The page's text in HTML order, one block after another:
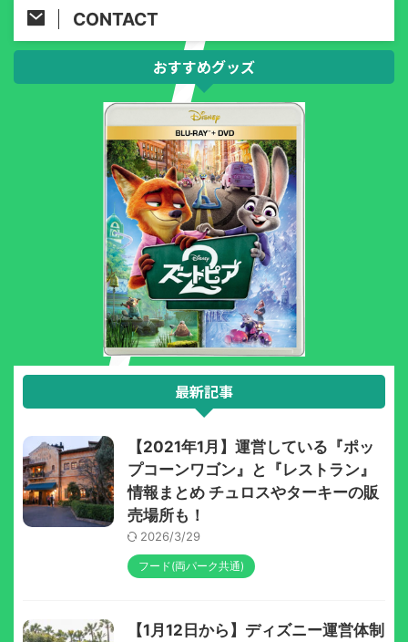
CONTACT
おすすめグッズ
最新記事
【2021年1月】運営している『ポッ
プコーンワゴン』と『レストラン』
情報まとめ チュロスやターキーの販
売場所も！
2026/3/29
フード(両パーク共通)
【1月12日から】ディズニー運営体制